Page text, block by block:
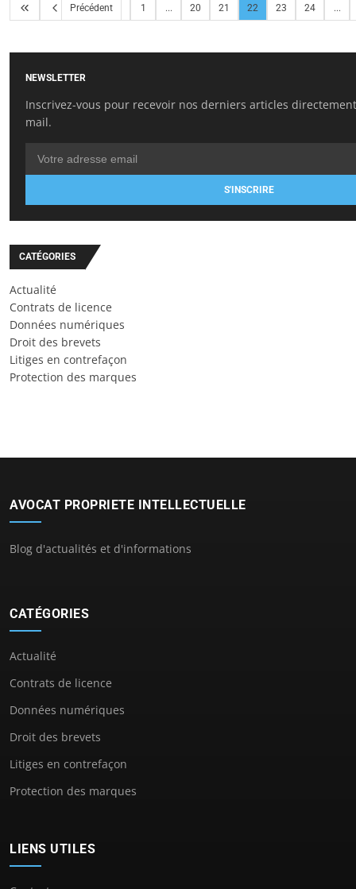
Précédent 1 ... 20 21 22 23 24 ...
NEWSLETTER
Inscrivez-vous pour recevoir nos derniers articles
mail.
S'INSCRIRE
CATÉGORIES
Actualité
Contrats de licence
Données numériques
Droit des brevets
Litiges en contrefaçon
Protection des marques
AVOCAT PROPRIETE INTELLECTUELLE
Blog d'actualités et d'informations
CATÉGORIES
Actualité
Contrats de licence
Données numériques
Droit des brevets
Litiges en contrefaçon
Protection des marques
LIENS UTILES